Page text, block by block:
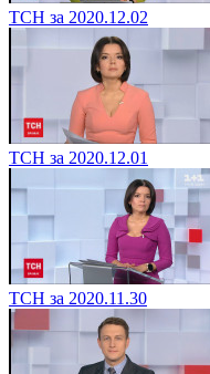
ТСН за 2020.12.02
ТСН за 2020.12.01
ТСН за 2020.11.30